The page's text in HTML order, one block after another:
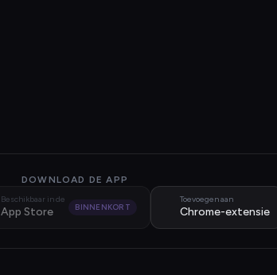
DOWNLOAD DE APP
Beschikbaar in de
App Store BINNENKORT
Toevoegen aan
Chrome-extensie